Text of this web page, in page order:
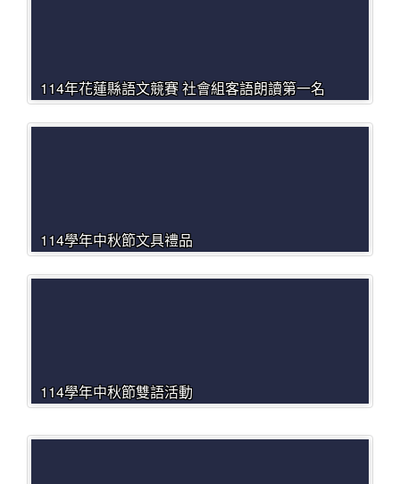
114年花蓮縣語文競賽 社會組客語朗讀第一名
114學年中秋節文具禮品
114學年中秋節雙語活動